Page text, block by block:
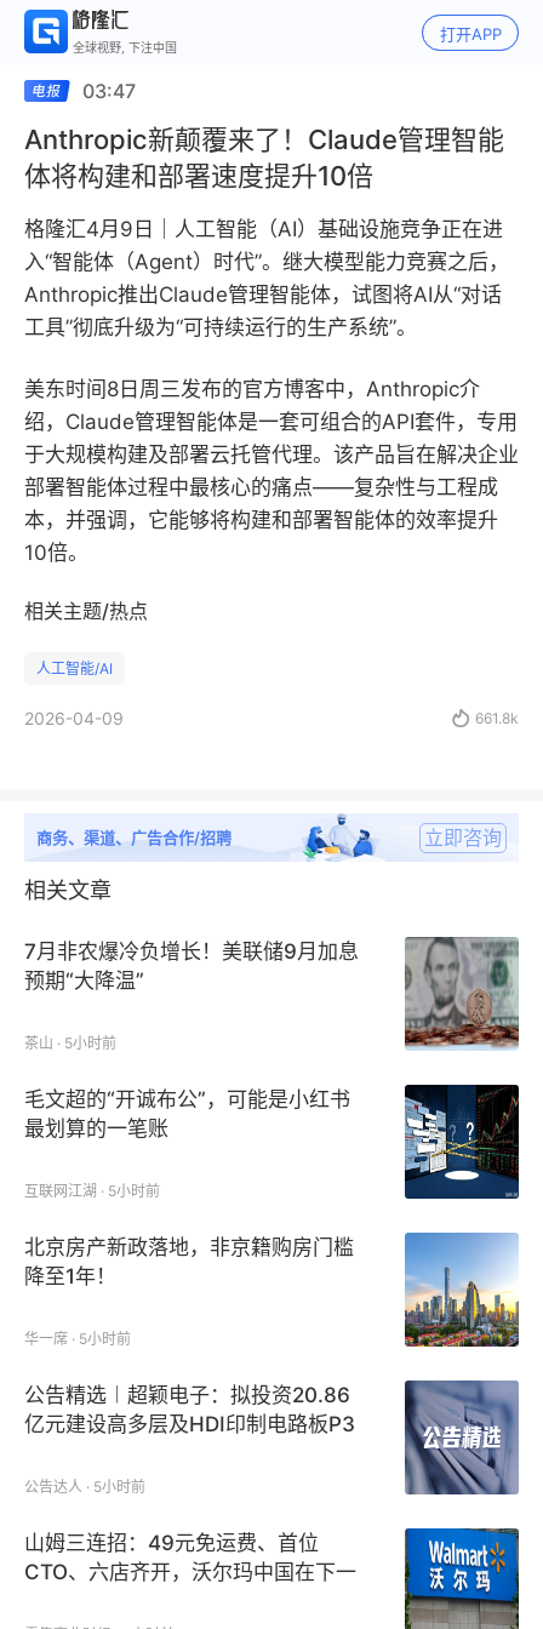
全球视野, 下注中国
打开APP
03:47
Anthropic新颠覆来了！Claude管理智能
体将构建和部署速度提升10倍
格隆汇4月9日｜人工智能（AI）基础设施竞争正在进
入“智能体（Agent）时代”。继大模型能力竞赛之后，
Anthropic推出Claude管理智能体，试图将AI从“对话
工具”彻底升级为“可持续运行的生产系统”。
美东时间8日周三发布的官方博客中，Anthropic介
绍，Claude管理智能体是一套可组合的API套件，专用
于大规模构建及部署云托管代理。该产品旨在解决企业
部署智能体过程中最核心的痛点——复杂性与工程成
本，并强调，它能够将构建和部署智能体的效率提升
10倍。
相关主题/热点
人工智能/AI
2026-04-09  661.8k
商务、渠道、广告合作/招聘 立即咨询
相关文章
7月非农爆冷负增长！美联储9月加息
预期“大降温”
茶山 · 5小时前
毛文超的“开诚布公”，可能是小红书
最划算的一笔账
互联网江湖 · 5小时前
北京房产新政落地，非京籍购房门槛
降至1年！
华一席 · 5小时前
公告精选︱超颖电子：拟投资20.86
亿元建设高多层及HDI印制电路板P3
元 ，同比增长122.61%
公告达人 · 5小时前
山姆三连招：49元免运费、首位
CTO、六店齐开，沃尔玛中国在下一